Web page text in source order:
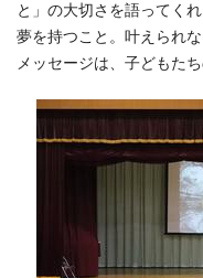
と」の大切さを語ってく
夢を持つこと。叶えられ
メッセージは、子どもた